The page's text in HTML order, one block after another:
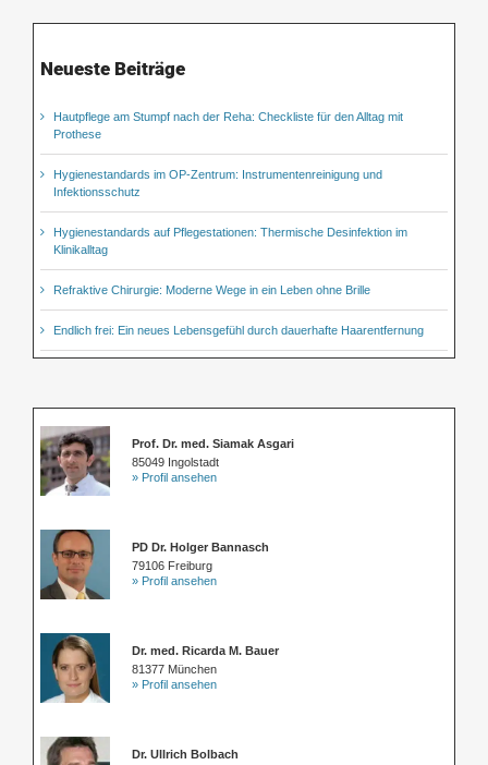
Neueste Beiträge
Hautpflege am Stumpf nach der Reha: Checkliste für den Alltag mit
Prothese
Hygienestandards im OP-Zentrum: Instrumentenreinigung und
Infektionsschutz
Hygienestandards auf Pflegestationen: Thermische Desinfektion im
Klinikalltag
Refraktive Chirurgie: Moderne Wege in ein Leben ohne Brille
Endlich frei: Ein neues Lebensgefühl durch dauerhafte Haarentfernung
Prof. Dr. med. Siamak Asgari
85049 Ingolstadt
» Profil ansehen
PD Dr. Holger Bannasch
79106 Freiburg
» Profil ansehen
Dr. med. Ricarda M. Bauer
81377 München
» Profil ansehen
Dr. Ullrich Bolbach